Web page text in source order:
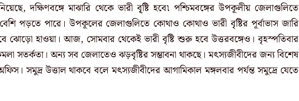
দক্ষিণবঙ্গে মাঝারি থেকে ভারী বৃ্ষ্টি হবে৷ পশ্চিমবঙ্গের উপকূলীয় জেলাগুলিতে
বেশি পড়তে পারে। উপকূলের জেলাগুলিতে কোথাও কোথাও ভারী বৃষ্টির পূর্বাভাস জারি
ঝোড়ো হাওয়া। আজ, সোমবার থেকেই ভারী বৃষ্টি শুরু হবে উত্তরবঙ্গেও। বৃহস্পতিবার
সতর্কতা। অন্য সব জেলাতেও ঝড়বৃষ্টির সম্ভাবনা থাকছে। মৎস্যজীবীদের জন্য বিশেষ
সমুদ্র উত্তাল থাকবে বলে মৎস্যজীবীদের আগামিকাল মঙ্গলবার পর্যন্ত সমুদ্রে যেতে